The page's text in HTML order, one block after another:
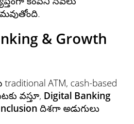
& Growth
traditional ATM, cash-based
వస్తూ, Digital Banking
దిశగా అడుగులు